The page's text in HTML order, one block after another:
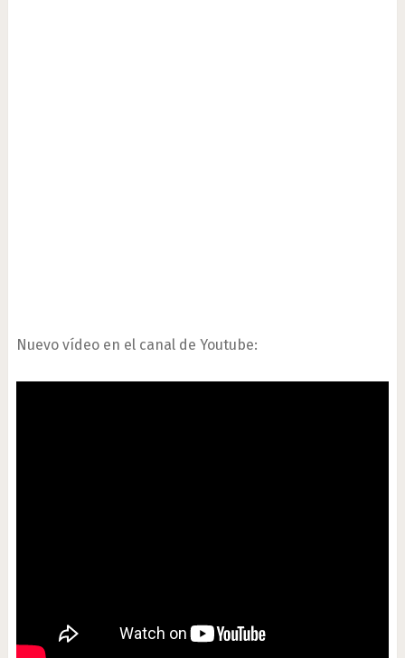
Nuevo vídeo en el canal de Youtube: